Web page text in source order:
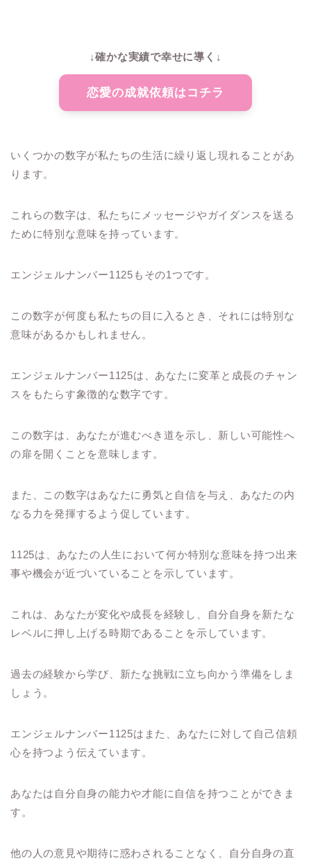
↓確かな実績で幸せに導く↓
恋愛の成就依頼はコチラ
いくつかの数字が私たちの生活に繰り返し現れることがあ
ります。
これらの数字は、私たちにメッセージやガイダンスを送る
ために特別な意味を持っています。
エンジェルナンバー1125もその1つです。
この数字が何度も私たちの目に入るとき、それには特別な
意味があるかもしれません。
エンジェルナンバー1125は、あなたに変革と成長のチャン
スをもたらす象徴的な数字です。
この数字は、あなたが進むべき道を示し、新しい可能性へ
の扉を開くことを意味します。
また、この数字はあなたに勇気と自信を与え、あなたの内
なる力を発揮するよう促しています。
1125は、あなたの人生において何か特別な意味を持つ出来
事や機会が近づいていることを示しています。
これは、あなたが変化や成長を経験し、自分自身を新たな
レベルに押し上げる時期であることを示しています。
過去の経験から学び、新たな挑戦に立ち向かう準備をしま
しょう。
エンジェルナンバー1125はまた、あなたに対して自己信頼
心を持つよう伝えています。
あなたは自分自身の能力や才能に自信を持つことができま
す。
他の人の意見や期待に惑わされることなく、自分自身の直